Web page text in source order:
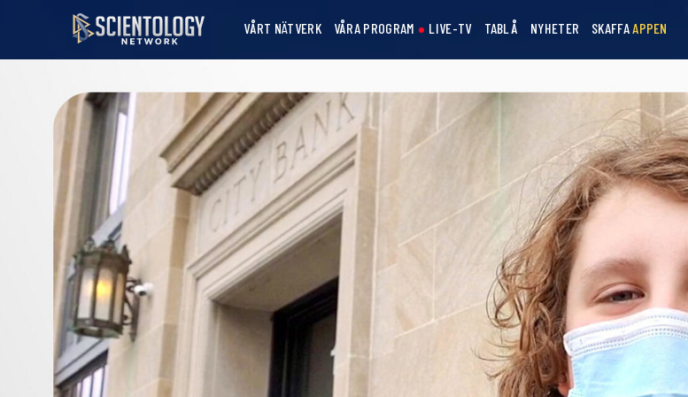
VÅRT NÄTVERK VÅRA PROGRAM LIVE-TV TABLÅ NYHETER SKAFFAAPPEN